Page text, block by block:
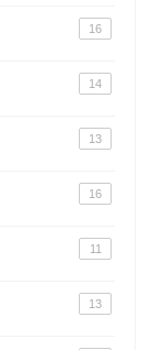
16
14
13
16
11
13